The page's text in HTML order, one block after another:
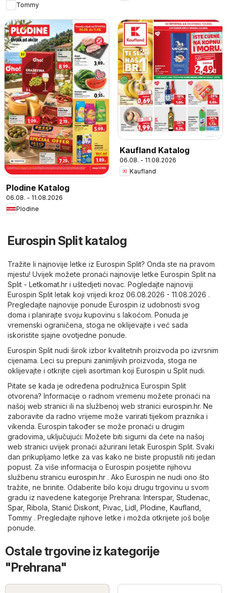
Tommy
Plodine Katalog
06.08. - 11.08.2026
Plodine
Kaufland Katalog
06.08. - 11.08.2026
Kaufland
Eurospin Split katalog
Tražite li najnovije letke iz Eurospin Split? Onda ste na pravom
mjestu! Uvijek možete pronaći najnovije letke Eurospin Split na
Split - Letkomat.hr i uštedjeti novac. Pogledajte najnoviji
Eurospin Split letak koji vrijedi kroz 06.08.2026 - 11.08.2026 .
Pregledajte najnovije ponude Eurospin iz udobnosti svog
doma i planirajte svoju kupovinu s lakoćom. Ponuda je
vremenski ograničena, stoga ne oklijevajte i već sada
iskoristite sjajne ovotjedne ponude.
Eurospin Split nudi širok izbor kvalitetnih proizvoda po izvrsnim
cijenama. Leci su prepuni zanimljivih proizvoda, stoga ne
oklijevajte i otkrijte cijeli asortiman koji Eurospin u Split nudi.
Pitate se kada je određena podružnica Eurospin Split
otvorena? Informacije o radnom vremenu možete pronaći na
našoj web stranici ili na službenoj web stranici eurospin.hr. Ne
zaboravite da radno vrijeme može varirati tijekom praznika i
vikenda. Eurospin također se može pronaći u drugim
gradovima, uključujući: Možete biti sigurni da ćete na našoj
web stranici uvijek pronaći ažurirani letak Eurospin Split. Svaki
dan prikupljamo letke za vas kako ne biste propustili niti jedan
popust. Za više informacija o Eurospin posjetite njihovu
službenu stranicu eurospin.hr . Ako Eurospin ne nudi ono što
tražite, ne brinite. Odaberite bilo koju drugu trgovinu u svom
gradu iz navedene kategorije Prehrana: Interspar, Studenac
Spar, Ribola Stanić Diskont Pivac Lidl Plodine Kaufland
Tommy . Pregledajte njihove letke i možda otkrijete još bolje
ponude.
Ostale trgovine iz kategorije
"Prehrana"